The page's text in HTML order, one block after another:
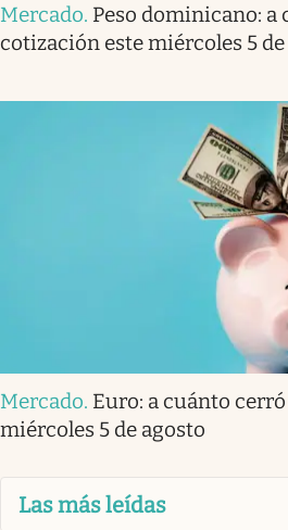
Mercado. Peso dominicano: a
cotización este miércoles 5
Mercado. Euro: a cuánto
miércoles 5 de agosto
Las más leídas